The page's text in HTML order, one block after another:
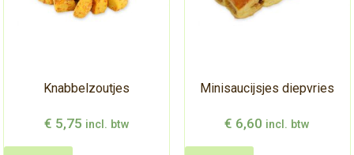
Knabbelzoutjes
€ 5,75 incl. btw
Minisaucijsjes diepvries
€ 6,60 incl. btw